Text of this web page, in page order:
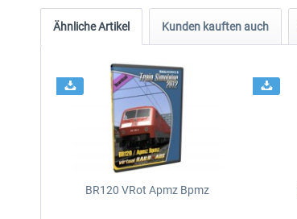
Ähnliche Artikel Kunden kauften auch
BR120 VRot Apmz Bpmz